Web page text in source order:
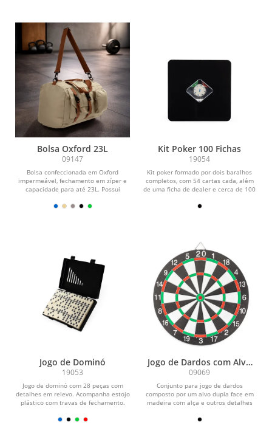
Bolsa Oxford 23L
09147
Bolsa confeccionada em Oxford
impermeável, fechamento em zíper e
capacidade para até 23L. Possui
Kit Poker 100 Fichas
19054
Kit poker formado por dois baralhos
completos, com 54 cartas cada, além
de uma ficha de dealer e cerca de 100
Jogo de Dominó
19053
Jogo de dominó com 28 peças com
detalhes em relevo. Acompanha estojo
plástico com travas de fechamento.
Jogo de Dardos com Alvo
Dupla Face
09069
Conjunto para jogo de dardos
composto por um alvo dupla face em
madeira com alça e outros detalhes